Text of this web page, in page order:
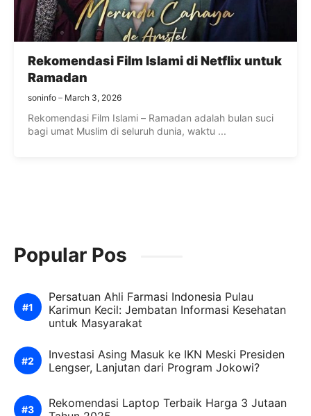
Rekomendasi Film Islami di Netflix untuk
Ramadan
soninfo March 3, 2026
Rekomendasi Film Islami – Ramadan adalah bulan suci
bagi umat Muslim di seluruh dunia, waktu ...
Popular Pos
Persatuan Ahli Farmasi Indonesia Pulau
Karimun Kecil: Jembatan Informasi Kesehatan
untuk Masyarakat
Investasi Asing Masuk ke IKN Meski Presiden
Lengser, Lanjutan dari Program Jokowi?
Rekomendasi Laptop Terbaik Harga 3 Jutaan